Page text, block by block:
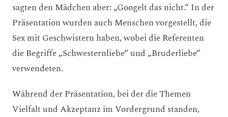
sagten den Mädchen aber: „Googelt das nicht.“ In der
Präsentation wurden auch Menschen vorgestellt, die
Sex mit Geschwistern haben, wobei die Referenten
die Begriffe „Schwesternliebe“ und „Bruderliebe“
verwendeten.
Während der Präsentation, bei der die Themen
Vielfalt und Akzeptanz im Vordergrund standen,